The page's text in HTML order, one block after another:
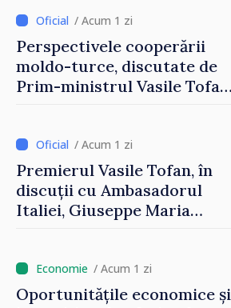
Reuniune la Moghiliov-
Podolsk
/ Acum 1 zi
Perspectivele cooperării
moldo-turce, discutate de
Prim-ministrul Vasile Tofan
/ Acum 1 zi
Premierul Vasile Tofan, în
discuții cu Ambasadorul
Italiei, Giuseppe Maria
/ Acum 1 zi
Oportunitățile economice și